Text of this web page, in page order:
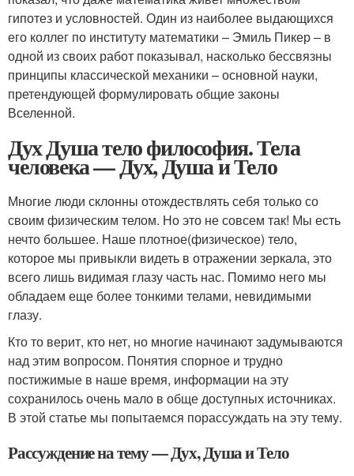
гипотез и условностей. Один из наиболее выдающихся
его коллег по институту математики – Эмиль Пикер – в
одной из своих работ показывал, насколько бессвязны
принципы классической механики – основной науки,
претендующей формулировать общие законы
Вселенной.
Дух Душа тело философия. Тела
человека — Дух, Душа и Тело
Многие люди склонны отождествлять себя только со
своим физическим телом. Но это не совсем так! Мы есть
нечто большее. Наше плотное(физическое) тело,
которое мы привыкли видеть в отражении зеркала, это
всего лишь видимая глазу часть нас. Помимо него мы
обладаем еще более тонкими телами, невидимыми
глазу.
Кто то верит, кто нет, но многие начинают задумываются
над этим вопросом. Понятия спорное и трудно
постижимые в наше время, информации на эту
сохранилось очень мало в обще доступных источниках.
В этой статье мы попытаемся порассуждать на эту тему.
Рассуждение на тему — Дух, Душа и Тело